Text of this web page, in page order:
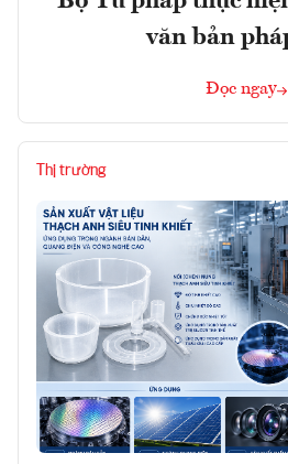
văn bản
Đọc ngay
Thị trường